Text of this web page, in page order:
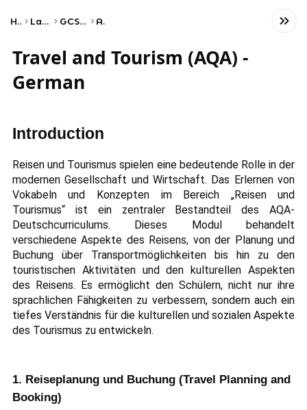
Home Language GCSE German AQA
Travel and Tourism (AQA) -
German
Introduction
Reisen und Tourismus spielen eine bedeutende Rolle in der
modernen Gesellschaft und Wirtschaft. Das Erlernen von
Vokabeln und Konzepten im Bereich „Reisen und
Tourismus“ ist ein zentraler Bestandteil des AQA-
Deutschcurriculums. Dieses Modul behandelt
verschiedene Aspekte des Reisens, von der Planung und
Buchung über Transportmöglichkeiten bis hin zu den
touristischen Aktivitäten und den kulturellen Aspekten
des Reisens. Es ermöglicht den Schülern, nicht nur ihre
sprachlichen Fähigkeiten zu verbessern, sondern auch ein
tiefes Verständnis für die kulturellen und sozialen Aspekte
des Tourismus zu entwickeln.
1. Reiseplanung und Buchung (Travel Planning and
Booking)